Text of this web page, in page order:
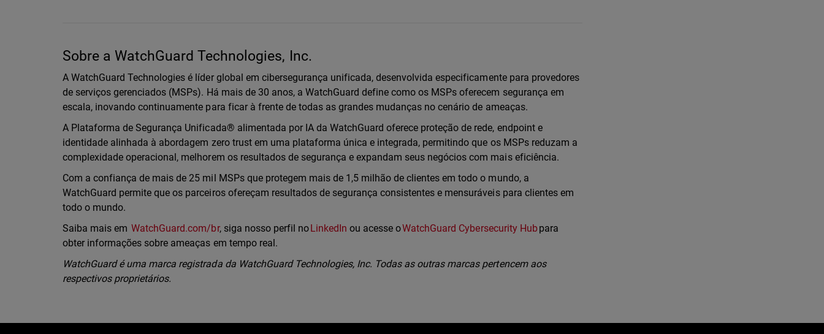
Sobre a WatchGuard Technologies, Inc.
A WatchGuard Technologies é líder global em cibersegurança unificada, desenvolvida especificamente para provedores
de serviços gerenciados (MSPs). Há mais de 30 anos, a WatchGuard define como os MSPs oferecem segurança em
escala, inovando continuamente para ficar à frente de todas as grandes mudanças no cenário de ameaças.
A Plataforma de Segurança Unificada® alimentada por IA da WatchGuard oferece proteção de rede, endpoint e
identidade alinhada à abordagem zero trust em uma plataforma única e integrada, permitindo que os MSPs reduzam a
complexidade operacional, melhorem os resultados de segurança e expandam seus negócios com mais eficiência.
Com a confiança de mais de 25 mil MSPs que protegem mais de 1,5 milhão de clientes em todo o mundo, a
WatchGuard permite que os parceiros ofereçam resultados de segurança consistentes e mensuráveis para clientes em
todo o mundo.
Saiba mais emWatchGuard.com/br, siga nosso perfil noLinkedIn ou acesse oWatchGuard Cybersecurity Hubpara
obter informações sobre ameaças em tempo real.
WatchGuard é uma marca registrada da WatchGuard Technologies, Inc. Todas as outras marcas pertencem aos
respectivos proprietários.